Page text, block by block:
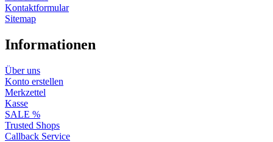
Kontaktformular
Sitemap
Informationen
Über uns
Konto erstellen
Merkzettel
Kasse
SALE %
Trusted Shops
Callback Service